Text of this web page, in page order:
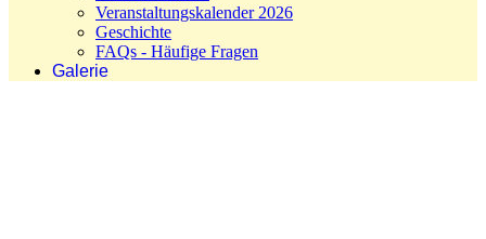
Veranstaltungskalender 2026
Geschichte
FAQs - Häufige Fragen
Galerie